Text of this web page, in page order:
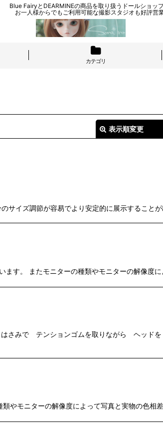
Blue FairyとDEARMINEの商品を取り扱うドールショップ
お一人様からでもご利用可能な撮影スタジオも好評営
カテゴリ
表示順変更
絞り込む
サイズ調節が容易でより安定的に展示するこ
す。 またモニターの種類やモニターの解像度
さみで テンションゴムを取りながら ヘッド
やモニターの解像度によって写真と実物の色相